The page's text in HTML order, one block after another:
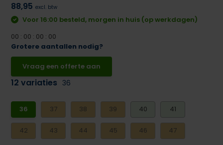
88,95 excl. btw
Voor 16:00 besteld, morgen in huis (op werkdagen)
00 : 00 : 00 : 00
Grotere aantallen nodig?
Vraag een offerte aan
12 variaties 36
36 37 38 39 40 41
42 43 44 45 46 47